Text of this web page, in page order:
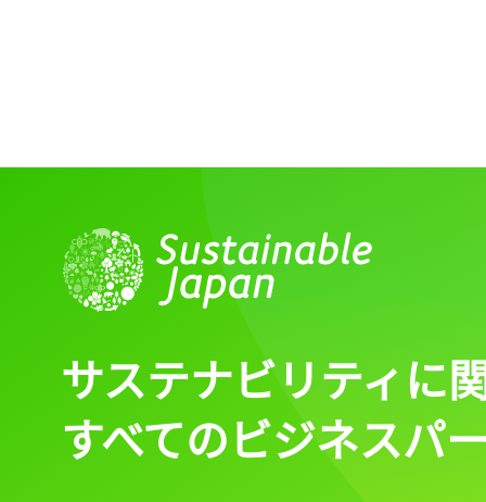
記事をお気に入りに
ログインが必
ログイン
サステナビリティに
すべてのビジネスパ